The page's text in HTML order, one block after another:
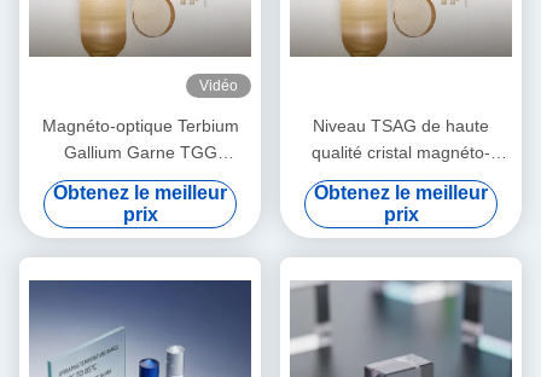
Vidéo
Magnéto-optique Terbium
Gallium Garne TGG
monocristalline
Obtenez le meilleur
prix
Niveau TSAG de haute
qualité cristal magnéto-
optique TGG, grenat de
gallium de terbium pour
isolateurs et rotateurs de
Faraday, transmission 400
‰ 1100 nm
Obtenez le meilleur
prix